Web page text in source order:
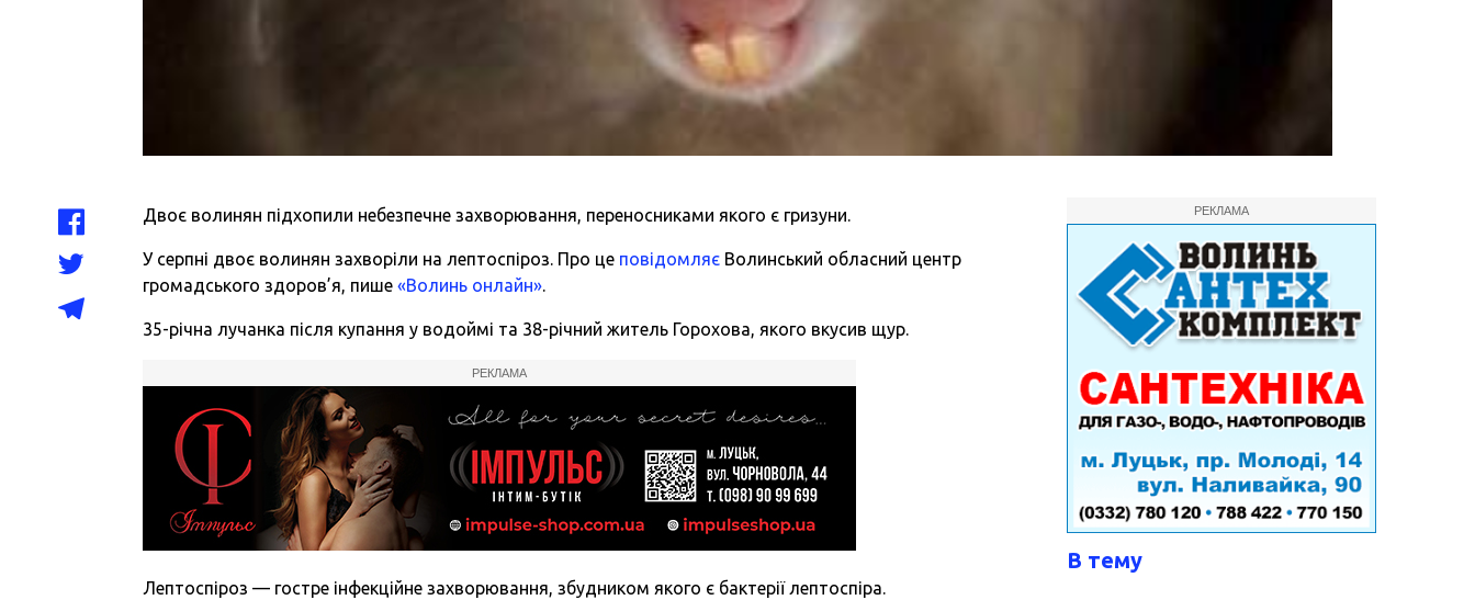
Двоє волинян підхопили небезпечне захворювання, переносниками якого є гризуни.
У серпні двоє волинян захворіли на лептоспіроз. Про це повідомляє Волинський обласний центр
громадського здоров’я, пише«Волинь онлайн».
35-річна лучанка після купання у водоймі та 38-річний житель Горохова, якого вкусив щур.
РЕКЛАМА
Лептоспіроз — гостре інфекційне захворювання, збудником якого є бактерії лептоспіра.
РЕКЛАМА
В тему